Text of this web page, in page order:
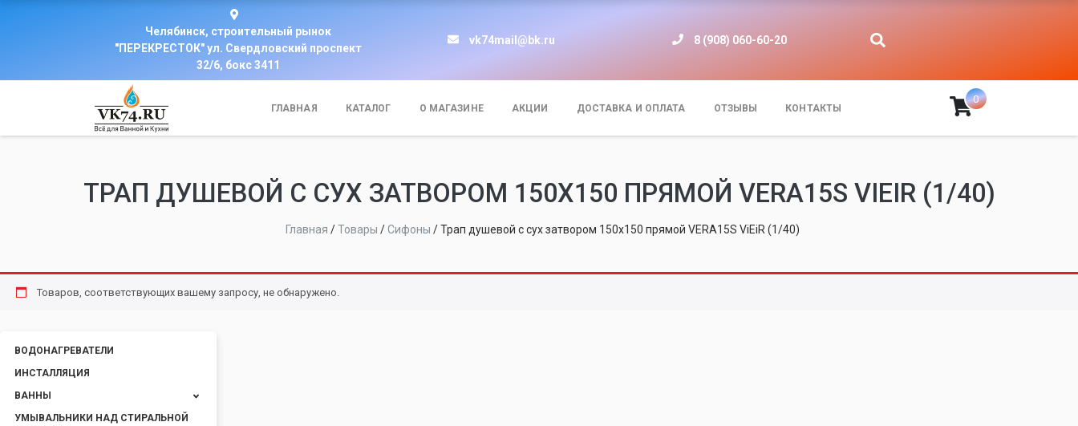
Челябинск, строительный рынок
"ПЕРЕКРЕСТОК" ул. Свердловский проспект
32/6, бокс 3411
vk74mail@bk.ru 8 (908) 060-60-20
ГЛАВНАЯ КАТАЛОГ О МАГАЗИНЕ АКЦИИ ДОСТАВКА И ОПЛАТА ОТЗЫВЫ КОНТАКТЫ
0
ТРАП ДУШЕВОЙ С СУХ ЗАТВОРОМ 150Х150 ПРЯМОЙ VERA15S VIEIR (1/40)
Главная /Товары /Сифоны /Трап душевой с сух затвором 150х150 прямой VERA15S ViEiR (1/40)
Товаров, соответствующих вашему запросу, не обнаружено.
ВОДОНАГРЕВАТЕЛИ
ИНСТАЛЛЯЦИЯ
ВАННЫ
УМЫВАЛЬНИКИ НАД СТИРАЛЬНОЙ